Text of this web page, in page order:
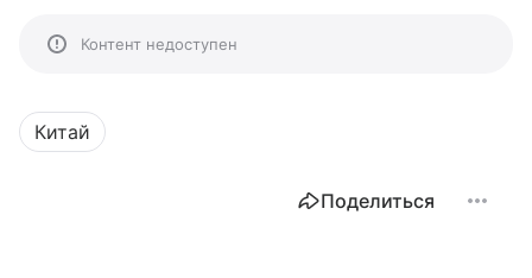
Контент недоступен
Китай
Поделиться